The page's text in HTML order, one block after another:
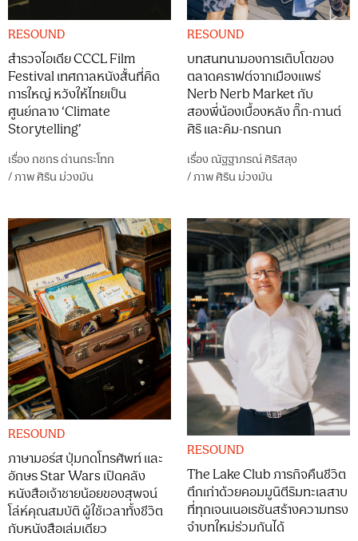
RESOUND
สำรวจไอเดีย CCCL Film
Festival เทศกาลหนังสั้นที่คิด
การใหญ่ หวังให้ไทยเป็น
ศูนย์กลาง ‘Climate
Storytelling’
เรื่อง กชกร ด่านกระโทก
/ภาพศิริน ม่วงมัน
RESOUND
บทสนทนามองการเติบโตของ
ตลาดคราฟต์จากเมืองแพร่
Nerb Nerb Market กับ
สองพี่น้องเบื้องหลัง กิ๊ก-กานต์
ศิริ และคิม-กรกนก
เรื่องณัฐฐาภรณ์ ศิริสลุง
/ภาพศิริน ม่วงมัน
RESOUND
ภาษามอร์ส ปุ่มกดโทรศัพท์ และ
อักษร Star Wars เปิดคลัง
หนังสือเจ้าชายน้อยของสุพจน์
โล่ห์คุณสมบัติ ผู้ใช้เวลาทั้งชีวิต
กับหนังสือเล่มเดียว
RESOUND
The Lake Club ภารกิจคืนชีวิต
ตึกเก่าด้วยคอมมูนิตีริมทะเลสาบ
ที่ทุกเจนเนอเรชันสร้างความทรง
จำบทใหม่ร่วมกันได้